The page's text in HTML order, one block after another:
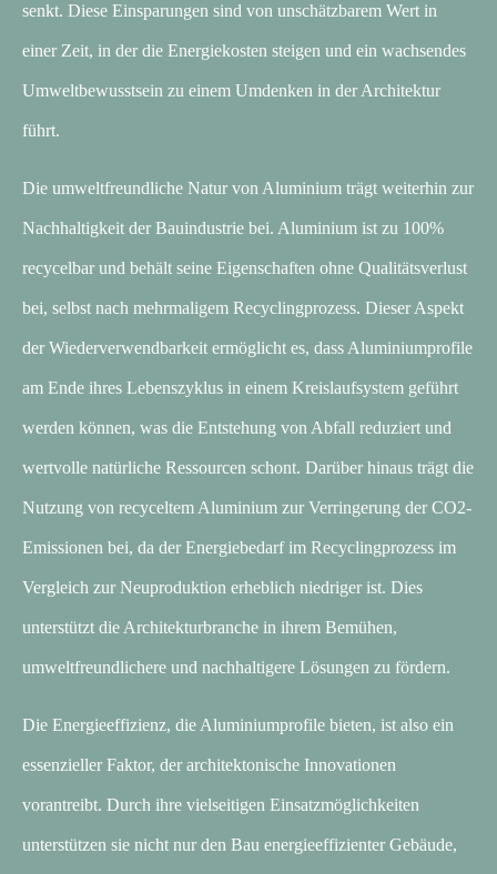
senkt. Diese Einsparungen sind von unschätzbarem Wert in
einer Zeit, in der die Energiekosten steigen und ein wachsendes
Umweltbewusstsein zu einem Umdenken in der Architektur
führt.
Die umweltfreundliche Natur von Aluminium trägt weiterhin zur
Nachhaltigkeit der Bauindustrie bei. Aluminium ist zu 100%
recycelbar und behält seine Eigenschaften ohne Qualitätsverlust
bei, selbst nach mehrmaligem Recyclingprozess. Dieser Aspekt
der Wiederverwendbarkeit ermöglicht es, dass Aluminiumprofile
am Ende ihres Lebenszyklus in einem Kreislaufsystem geführt
werden können, was die Entstehung von Abfall reduziert und
wertvolle natürliche Ressourcen schont. Darüber hinaus trägt die
Nutzung von recyceltem Aluminium zur Verringerung der CO2-
Emissionen bei, da der Energiebedarf im Recyclingprozess im
Vergleich zur Neuproduktion erheblich niedriger ist. Dies
unterstützt die Architekturbranche in ihrem Bemühen,
umweltfreundlichere und nachhaltigere Lösungen zu fördern.
Die Energieeffizienz, die Aluminiumprofile bieten, ist also ein
essenzieller Faktor, der architektonische Innovationen
vorantreibt. Durch ihre vielseitigen Einsatzmöglichkeiten
unterstützen sie nicht nur den Bau energieeffizienter Gebäude,